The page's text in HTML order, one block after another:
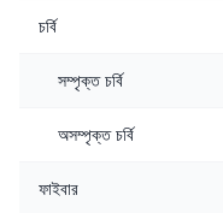
চর্বি
সম্পৃক্ত চর্বি
অসম্পৃক্ত চর্বি
ফাইবার